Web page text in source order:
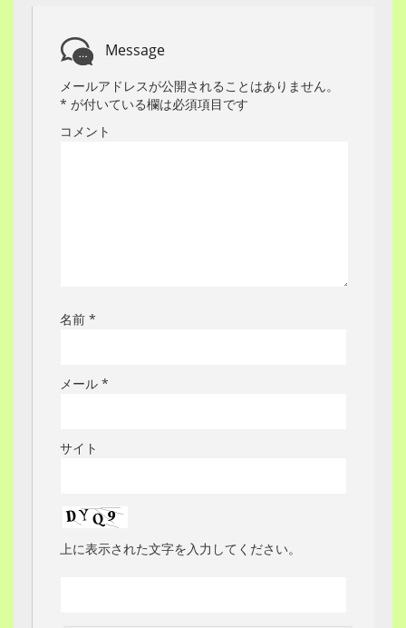
Message
メールアドレスが公開されることはありません。
* が付いている欄は必須項目です
コメント
名前 *
メール *
サイト
上に表示された文字を入力してください。